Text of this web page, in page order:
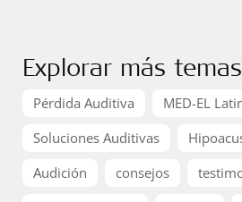
Explorar más temas
Pérdida Auditiva
MED-EL
Soluciones Auditivas
Audición
consejos